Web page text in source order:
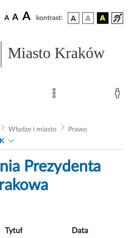
A A A kontrast:
Miasto Kraków
Władze i miasto
Prawo
Prezydenta
Tytuł
Data